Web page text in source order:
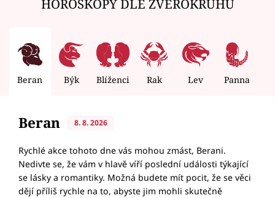
HOROSKOPY DLE ZVĚROKRUHU
Beran Býk Blíženci Rak Lev Panna
Beran 8. 8. 2026
Rychlé akce tohoto dne vás mohou zmást, Berani.
Nedivte se, že vám v hlavě víří poslední události týkající
se lásky a romantiky. Možná budete mít pocit, že se věci
dějí příliš rychle na to, abyste jim mohli skutečně